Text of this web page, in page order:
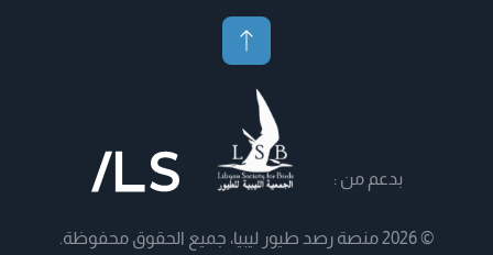
بدعم من :
© 2026 منصة رصد طيور ليبيا، جميع الحقوق محفوظة.